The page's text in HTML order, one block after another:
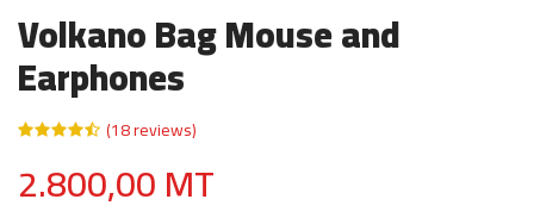
Volkano Bag Mouse and
Earphones
(18 reviews)
2.800,00 MT